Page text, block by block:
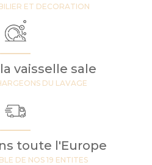
ET DECORATION
vaisselle sale
DU LAVAGE
toute l'Europe
DE NOS 19 ENTITES